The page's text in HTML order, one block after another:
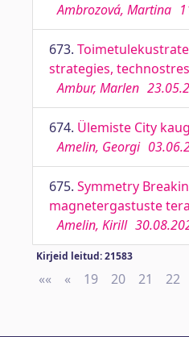
Ambrozová, Martina
673.
strategies,
Ambur, Marlen
674. Ülemiste City
Amelin, Georgi
675. Symmetry
magnetergastuste
Amelin, Kirill
Kirjeid leitud: 21583
«« First
« Previous
19 20 21 22